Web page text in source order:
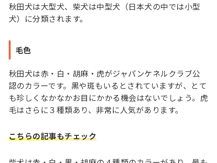
秋田犬は大型犬、柴犬は中型犬（日本犬の中では小型
犬）に分類されます。
毛色
秋田犬は赤・白・胡麻・虎がジャパンケネルクラブ公
認のカラーです。黒や斑もいるとされていますが、とて
も珍しくなかなかお目にかかる機会はないでしょう。虎
毛はさらに３種類あり、非常に人気があります。
こちらの記事もチェック